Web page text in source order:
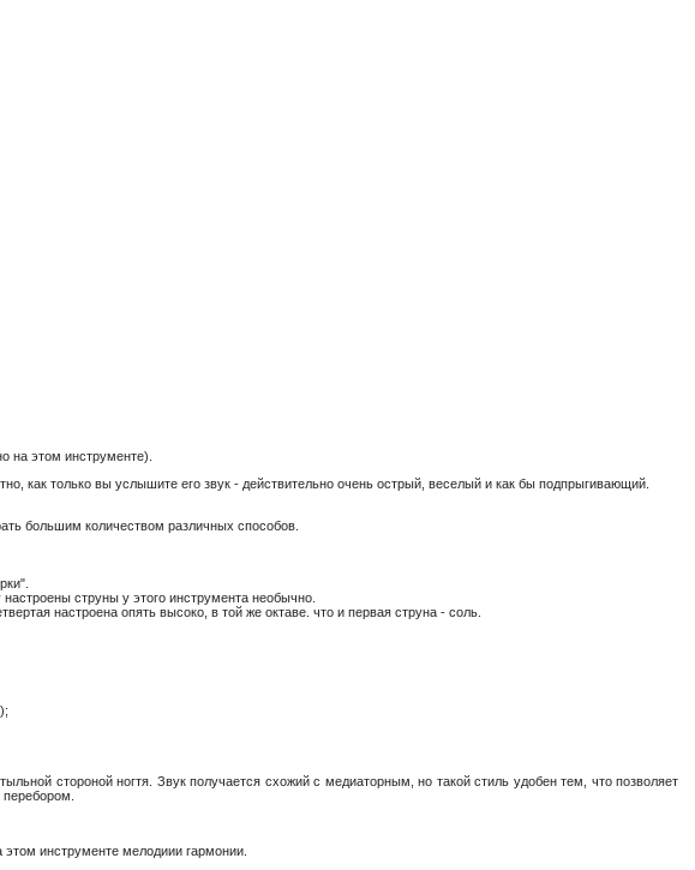
на этом инструменте).
как только вы услышите его звук - действительно очень острый, веселый и как бы подпрыгивающий.
большим количеством различных способов.
струны у этого инструмента необычно.
настроена опять высоко, в той же октаве. что и первая струна - соль.
тыльной стороной ногтя. Звук получается схожий с медиаторным, но такой стиль удобен тем, что позволяет
этом инструменте мелодиии гармонии.